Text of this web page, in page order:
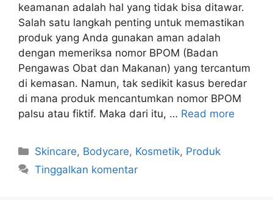
keamanan adalah hal yang tidak bisa ditawar.
Salah satu langkah penting untuk memastikan
produk yang Anda gunakan aman adalah
dengan memeriksa nomor BPOM (Badan
Pengawas Obat dan Makanan) yang tercantum
di kemasan. Namun, tak sedikit kasus beredar
di mana produk mencantumkan nomor BPOM
palsu atau fiktif. Maka dari itu, … Read more
Kategori
Skincare, Bodycare, Kosmetik, Produk
Tinggalkan komentar